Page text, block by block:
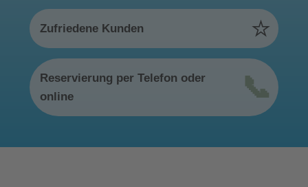
Zufriedene Kunden ⭐️
Reservierung per Telefon oder
online
📞